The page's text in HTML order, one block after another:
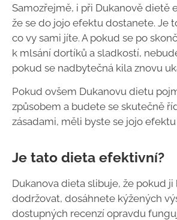
Samozřejmě, i při Dukanově dietě
že se do jojo efektu dostanete. Je
co vy sami jíte. A pokud se po
k mlsání dortíků a sladkostí,
pokud se nadbytečná kila znovu
Pokud ovšem Dukanovu dietu
způsobem a budete se skutečně
zásadami, měli byste se jojo
Je tato dieta efektivní?
Dukanova dieta slibuje, že pokud
dodržovat, dosáhnete kýžených
dostupných recenzí opravdu